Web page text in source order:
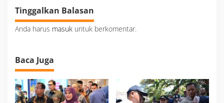
Tinggalkan Balasan
Anda harus masuk untuk berkomentar.
Baca Juga